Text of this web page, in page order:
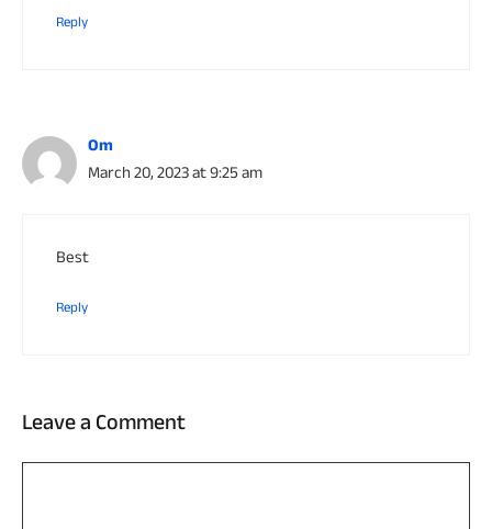
Reply
Om
March 20, 2023 at 9:25 am
Best
Reply
Leave a Comment
Comment